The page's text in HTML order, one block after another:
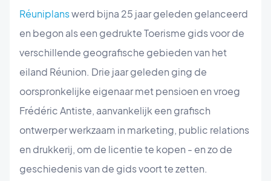
Réuniplanswerd bijna 25 jaar geleden gelanceerd
en begon als een gedrukte Toerisme gids voor de
verschillende geografische gebieden van het
eiland Réunion. Drie jaar geleden ging de
oorspronkelijke eigenaar met pensioen en vroeg
Frédéric Antiste, aanvankelijk een grafisch
ontwerper werkzaam in marketing, public relations
en drukkerij, om de licentie te kopen - en zo de
geschiedenis van de gids voort te zetten.